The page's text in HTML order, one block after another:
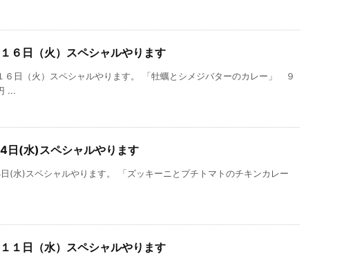
６日（火）スペシャルやります
６日（火）スペシャルやります。 「牡蠣とシメジバターのカレー」 ９
...
日(水)スペシャルやります
(水)スペシャルやります。 「ズッキーニとプチトマトのチキンカレー
１日（水）スペシャルやります